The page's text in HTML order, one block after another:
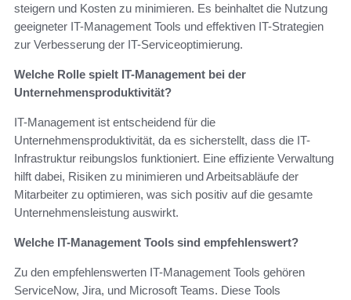
steigern und Kosten zu minimieren. Es beinhaltet die Nutzung
geeigneter IT-Management Tools und effektiven IT-Strategien
zur Verbesserung der IT-Serviceoptimierung.
Welche Rolle spielt IT-Management bei der
Unternehmensproduktivität?
IT-Management ist entscheidend für die
Unternehmensproduktivität, da es sicherstellt, dass die IT-
Infrastruktur reibungslos funktioniert. Eine effiziente Verwaltung
hilft dabei, Risiken zu minimieren und Arbeitsabläufe der
Mitarbeiter zu optimieren, was sich positiv auf die gesamte
Unternehmensleistung auswirkt.
Welche IT-Management Tools sind empfehlenswert?
Zu den empfehlenswerten IT-Management Tools gehören
ServiceNow, Jira, und Microsoft Teams. Diese Tools